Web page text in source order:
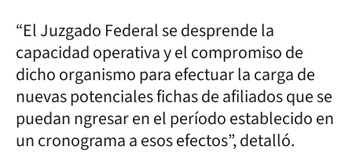
“El Juzgado Federal se desprende la
capacidad operativa y el compromiso de
dicho organismo para efectuar la carga de
nuevas potenciales fichas de afiliados que se
puedan ngresar en el período establecido en
un cronograma a esos efectos”, detalló.